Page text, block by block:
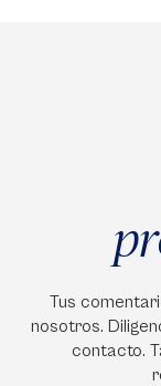
Tus
nosotros.
contacto.